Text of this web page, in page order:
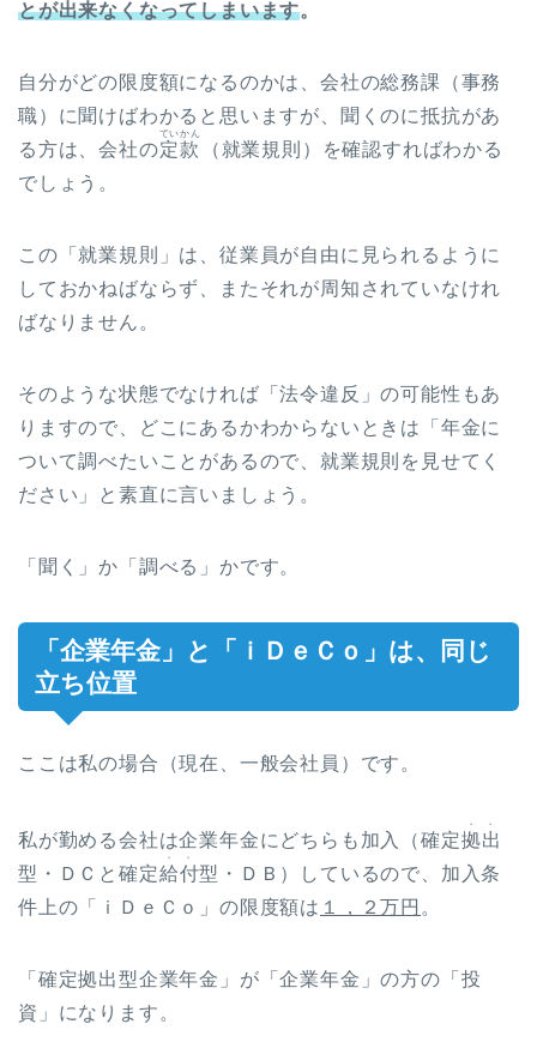
とが出来なくなってしまいます。
自分がどの限度額になるのかは、会社の総務課（事務
職）に聞けばわかると思いますが、聞くのに抵抗があ
る方は、会社の定款
ていかん
（就業規則）を確認すればわかる
でしょう。
この「就業規則」は、従業員が自由に見られるように
しておかねばならず、またそれが周知されていなけれ
ばなりません。
そのような状態でなければ「法令違反」の可能性もあ
りますので、どこにあるかわからないときは「年金に
ついて調べたいことがあるので、就業規則を見せてく
ださい」と素直に言いましょう。
「聞く」か「調べる」かです。
「企業年金」と「ｉＤｅＣｏ」は、同じ
立ち位置
ここは私の場合（現在、一般会社員）です。
私が勤める会社は企業年金にどちらも加入（確定拠出
・・
型・ＤＣと確定給付
・・
型・ＤＢ）しているので、加入条
件上の「ｉＤｅＣｏ」の限度額は １，２万円 。
「確定拠出型企業年金」が「企業年金」の方の「投
資」になります。